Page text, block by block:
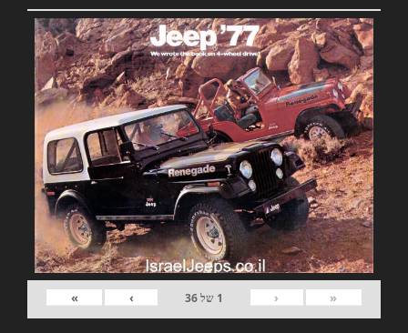
«
‹
1 של36
›
»